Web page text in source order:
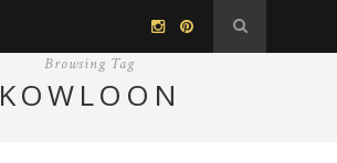
Browsing Tag
KOWLOON